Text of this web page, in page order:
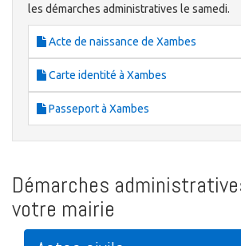
les démarches administratives le samedi.
Acte de naissance de Xambes
Carte identité à Xambes
Passeport à Xambes
Démarches
votre mairie